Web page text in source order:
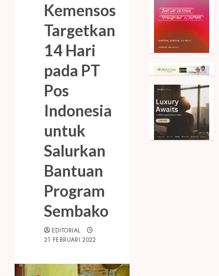
Kemensos
Targetkan
14 Hari
pada PT
Pos
Indonesia
untuk
Salurkan
Bantuan
Program
Sembako
EDITORIAL
21 FEBRUARI 2022